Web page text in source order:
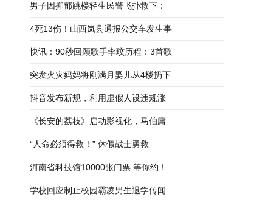
男子因抑郁跳楼轻生民警飞扑救下：
4死13伤！山西岚县通报公交车发生事
快讯：90秒回顾歌手李玟历程：3首歌
突发火灾妈妈将刚满月婴儿从4楼扔下
抖音发布新规，利用虚假人设违规涨
《长安的荔枝》启动影视化，马伯庸
“人命必须得救！” 休假战士勇救
河南省科技馆10000张门票 等你约！
学校回应制止校园霸凌男生退学传闻